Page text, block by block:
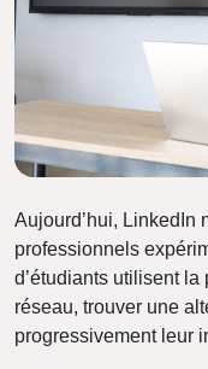
Aujourd’hui, LinkedIn
professionnels
d’étudiants utilisent
réseau, trouver une
progressivement leur